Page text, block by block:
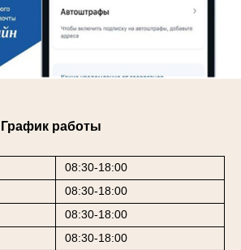
График работы
08:30-18:00
08:30-18:00
08:30-18:00
08:30-18:00